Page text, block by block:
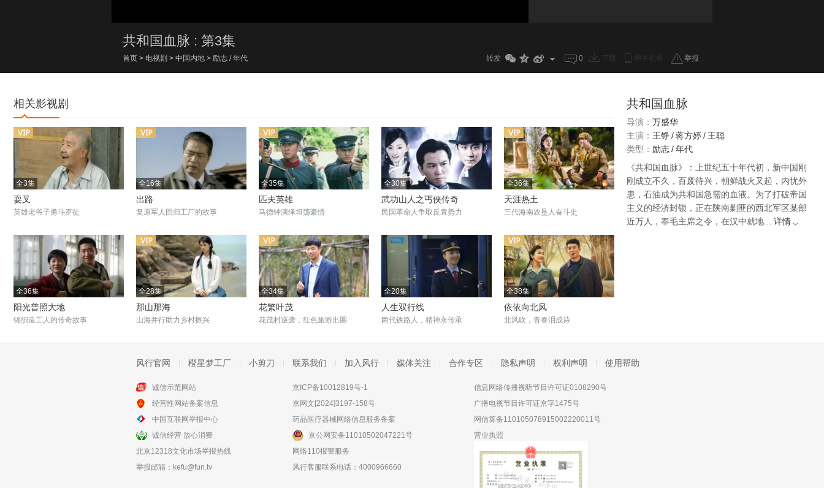
共和国血脉 : 第3集
首页 > 电视剧 > 中国内地 > 励志 / 年代 转发 0 举报
相关影视剧
全3集
耍叉
英雄老爷子勇斗歹徒
全16集
出路
复原军人回归工厂的故事
全35集
匹夫英雄
马德钟演绎坦荡豪情
全30集
武功山人之丐侠传奇
民国革命人争取反袁势力
全36集
天涯热土
三代海南农垦人奋斗史
全36集
阳光普照大地
锦织造工人的传奇故事
全28集
那山那海
山海并行助力乡村振兴
全34集
花繁叶茂
花茂村逆袭，红色旅游出圈
全20集
人生双行线
两代铁路人，精神永传承
全38集
依依向北风
北风吹，青春泪成诗
全42集
灵与肉
共和国血脉
导演： 万盛华
主演： 王铮/蒋方婷/ 王聪
类型： 励志/年代
《共和国血脉》：上世纪五十年代初，新中国刚
刚成立不久，百废待兴，朝鲜战火又起，内忧外
患，石油成为共和国急需的血液。为了打破帝国
主义的经济封锁，正在陕南剿匪的西北军区某部
近万人，奉毛主席之令，在汉中就地...
详情
风行官网 橙星梦工厂 小剪刀 联系我们 加入风行 媒体关注 合作专区 隐私声明 权利声明 使用帮助
诚信示范网站
经营性网站备案信息
中国互联网举报中心
诚信经营 放心消费
北京12318文化市场举报热线
举报邮箱： kefu@fun.tv
京ICP备10012819号-1
京网文[2024]3197-158号
药品医疗器械网络信息服务备案
京公网安备11010502047221号
网络110报警服务
风行客服联系电话：4000966660
信息网络传播视听节目许可证0108290号
广播电视节目许可证京字1475号
网信算备110105078915002220011号
营业执照